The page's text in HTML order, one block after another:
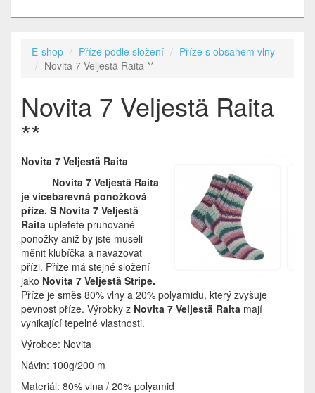
E-shop Příze podle složení
Příze s obsahem vlny
Novita 7 Veljestä Raita **
Novita 7 Veljestä Raita
**
Novita 7 Veljestä Raita
Novita 7 Veljestä Raita
je vícebarevná ponožková
příze. S Novita 7 Veljestä
Raita upletete pruhované
ponožky aniž by jste museli
měnit klubíčka a navazovat
přízi. Příze má stejné složení
jako Novita 7 Veljestä Stripe.
Příze je směs 80% vlny a 20% polyamidu, který zvyšuje
pevnost příze. Výrobky z Novita 7 Veljestä Raita mají
vynikající tepelné vlastnosti.
Výrobce: Novita
Návin: 100g/200 m
Materiál: 80% vlna / 20% polyamid